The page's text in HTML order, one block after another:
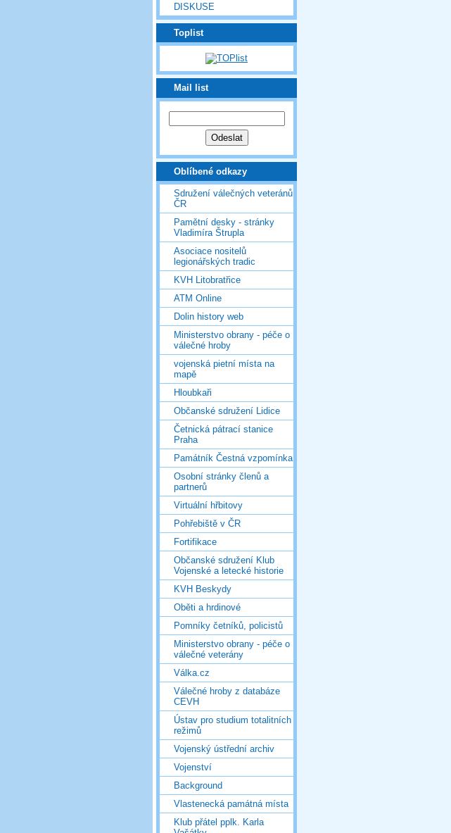
DISKUSE
Toplist
Mail list
Oblíbené odkazy
Sdružení válečných veteránů
ČR
Pamětní desky - stránky
Vladimíra Štrupla
Asociace nositelů
legionářských tradic
KVH Litobratřice
ATM Online
Dolin history web
Ministerstvo obrany - péče o
válečné hroby
vojenská pietní místa na
mapě
Hloubkaři
Občanské sdružení Lidice
Četnická pátrací stanice
Praha
Památník Čestná vzpomínka
Osobní stránky členů a
partnerů
Virtuální hřbitovy
Pohřebiště v ČR
Fortifikace
Občanské sdružení Klub
Vojenské a letecké historie
KVH Beskydy
Oběti a hrdinové
Pomníky četníků, policistů
Ministerstvo obrany - péče o
válečné veterány
Válka.cz
Válečné hroby z databáze
CEVH
Ústav pro studium totalitních
režimů
Vojenský ústřední archiv
Vojenství
Background
Vlastenecká památná místa
Klub přátel pplk. Karla